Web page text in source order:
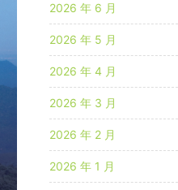
2026 年 6 月
2026 年 5 月
2026 年 4 月
2026 年 3 月
2026 年 2 月
2026 年 1 月